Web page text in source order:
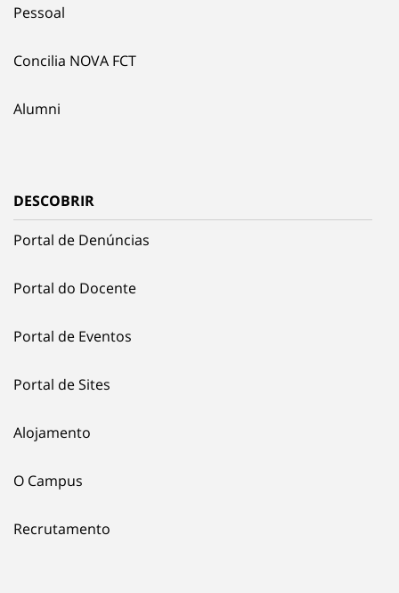
Pessoal
Concilia NOVA FCT
Alumni
DESCOBRIR
Portal de Denúncias
Portal do Docente
Portal de Eventos
Portal de Sites
Alojamento
O Campus
Recrutamento